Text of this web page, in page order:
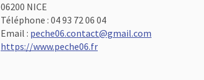
06200 NICE
Téléphone : 04 93 72 06 04
Email : peche06.contact@gmail.com
https://www.peche06.fr